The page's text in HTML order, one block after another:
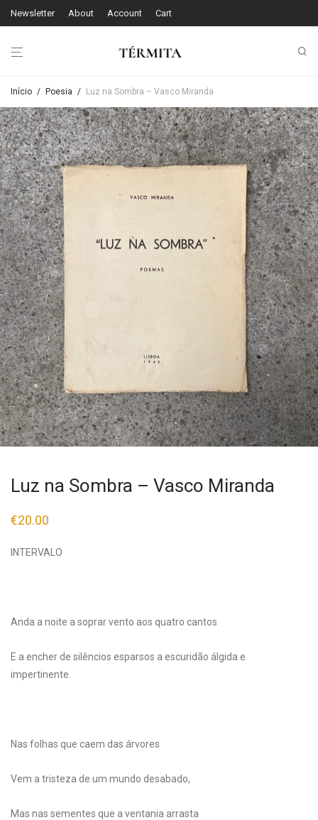
Newsletter About Account Cart
Início / Poesia / Luz na Sombra – Vasco Miranda
Luz na Sombra – Vasco Miranda
€20.00
INTERVALO
Anda a noite a soprar vento aos quatro cantos
E a encher de silêncios esparsos a escuridão álgida e
impertinente.
Nas folhas que caem das árvores
Vem a tristeza de um mundo desabado,
Mas nas sementes que a ventania arrasta